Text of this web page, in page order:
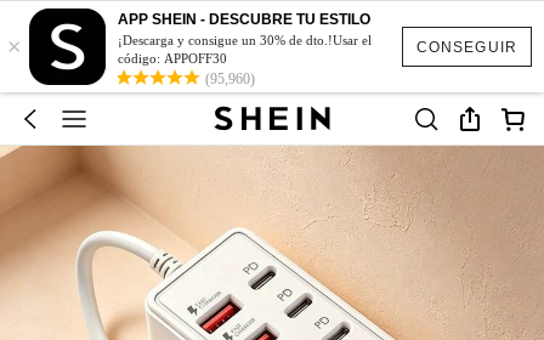
CONSEGUIR
×
APP SHEIN - DESCUBRE TU ESTILO
¡Descarga y consigue un 30% de dto.!Usar el
código: APPOFF30
(95,960)